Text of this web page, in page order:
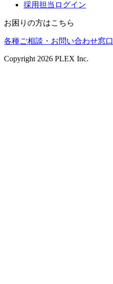
採用担当ログイン
お困りの方はこちら
各種ご相談・お問い合わせ窓口
Copyright 2026 PLEX Inc.